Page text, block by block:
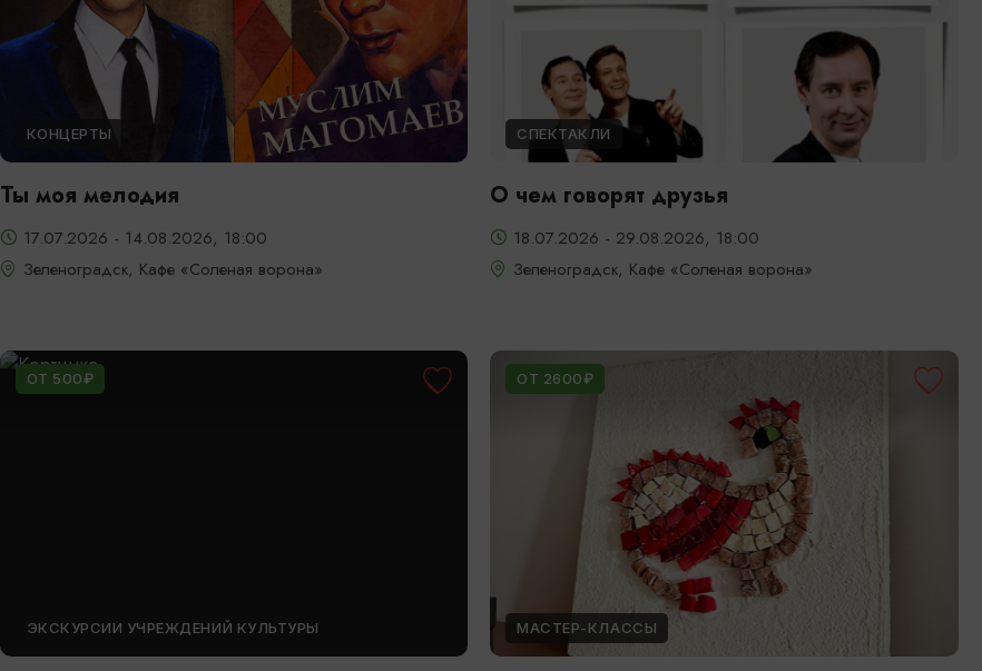
КОНЦЕРТЫ
Ты моя мелодия
17.07.2026 - 14.08.2026, 18:00
Зеленоградск, Кафе «Соленая ворона»
СПЕКТАКЛИ
О чем говорят друзья
18.07.2026 - 29.08.2026, 18:00
Зеленоградск, Кафе «Соленая ворона»
ОТ 500₽
ЭКСКУРСИИ УЧРЕЖДЕНИЙ КУЛЬТУРЫ
ОТ 2600₽
МАСТЕР-КЛАССЫ